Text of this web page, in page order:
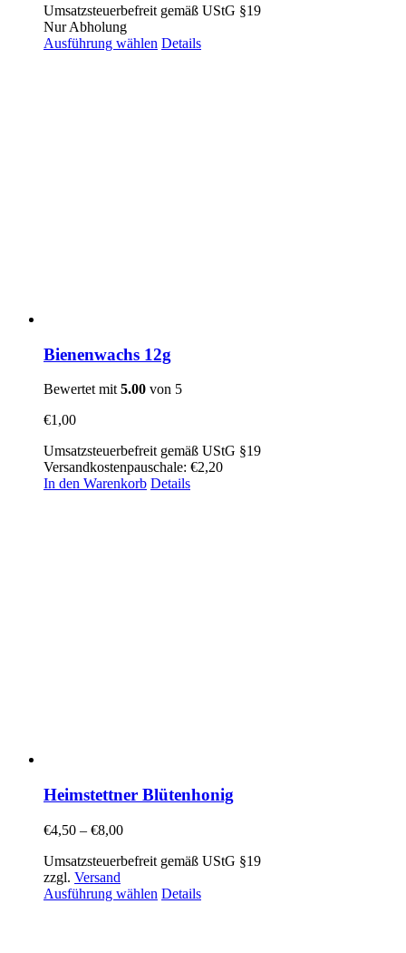
Umsatzsteuerbefreit gemäß UStG §19
Nur Abholung
Ausführung wählen Details
Bienenwachs 12g
Bewertet mit 5.00 von 5
€1,00
Umsatzsteuerbefreit gemäß UStG §19
Versandkostenpauschale: €2,20
In den Warenkorb Details
Heimstettner Blütenhonig
€4,50 – €8,00
Umsatzsteuerbefreit gemäß UStG §19
zzgl. Versand
Ausführung wählen Details